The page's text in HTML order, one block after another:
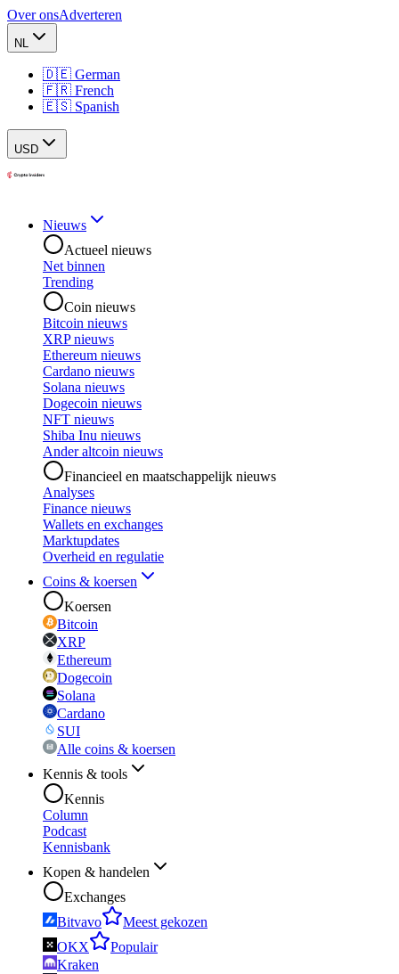
Over onsAdverteren
NL
🇩🇪 German
🇫🇷 French
🇪🇸 Spanish
USD
Nieuws
Actueel nieuws
Net binnen
Trending
Coin nieuws
Bitcoin nieuws
XRP nieuws
Ethereum nieuws
Cardano nieuws
Solana nieuws
Dogecoin nieuws
NFT nieuws
Shiba Inu nieuws
Ander altcoin nieuws
Financieel en maatschappelijk nieuws
Analyses
Finance nieuws
Wallets en exchanges
Marktupdates
Overheid en regulatie
Coins & koersen
Koersen
Bitcoin
XRP
Ethereum
Dogecoin
Solana
Cardano
SUI
Alle coins & koersen
Kennis & tools
Kennis
Column
Podcast
Kennisbank
Kopen & handelen
Exchanges
Bitvavo
Meest gekozen
OKX
Populair
Kraken